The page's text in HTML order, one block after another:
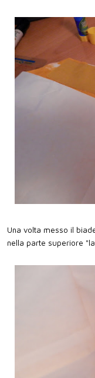
Una volta messo il
nella parte superiore